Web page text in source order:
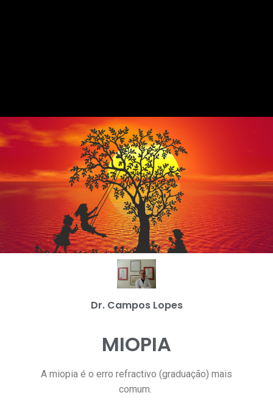
Dr. Campos Lopes
MIOPIA
A miopia é o erro refractivo (graduação) mais
comum.